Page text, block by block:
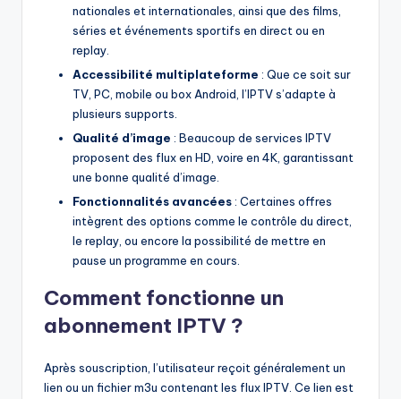
nationales et internationales, ainsi que des films,
séries et événements sportifs en direct ou en
replay.
Accessibilité multiplateforme : Que ce soit sur
TV, PC, mobile ou box Android, l’IPTV s’adapte à
plusieurs supports.
Qualité d’image : Beaucoup de services IPTV
proposent des flux en HD, voire en 4K, garantissant
une bonne qualité d’image.
Fonctionnalités avancées : Certaines offres
intègrent des options comme le contrôle du direct,
le replay, ou encore la possibilité de mettre en
pause un programme en cours.
Comment fonctionne un
abonnement IPTV ?
Après souscription, l’utilisateur reçoit généralement un
lien ou un fichier m3u contenant les flux IPTV. Ce lien est